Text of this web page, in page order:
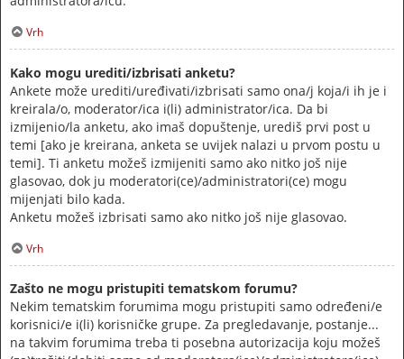
Vrh
Kako mogu urediti/izbrisati anketu?
Ankete može urediti/uređivati/izbrisati samo ona/j koja/i ih je i
kreirala/o, moderator/ica i(li) administrator/ica. Da bi
izmijenio/la anketu, ako imaš dopuštenje, urediš prvi post u
temi [ako je kreirana, anketa se uvijek nalazi u prvom postu u
temi]. Ti anketu možeš izmijeniti samo ako nitko još nije
glasovao, dok ju moderatori(ce)/administratori(ce) mogu
mijenjati bilo kada.
Anketu možeš izbrisati samo ako nitko još nije glasovao.
Vrh
Zašto ne mogu pristupiti tematskom forumu?
Nekim tematskim forumima mogu pristupiti samo određeni/e
korisnici/e i(li) korisničke grupe. Za pregledavanje, postanje...
na takvim forumima treba ti posebna autorizacija koju možeš